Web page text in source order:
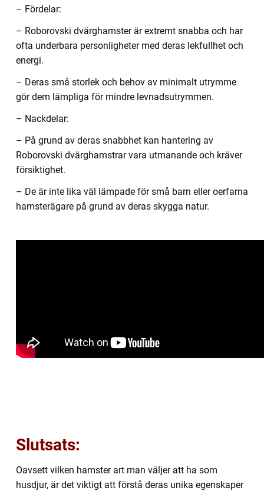
– Fördelar:
– Roborovski dvärghamster är extremt snabba och har
ofta underbara personligheter med deras lekfullhet och
energi.
– Deras små storlek och behov av minimalt utrymme
gör dem lämpliga för mindre levnadsutrymmen.
– Nackdelar:
– På grund av deras snabbhet kan hantering av
Roborovski dvärghamstrar vara utmanande och kräver
försiktighet.
– De är inte lika väl lämpade för små barn eller oerfarna
hamsterägare på grund av deras skygga natur.
Slutsats:
Oavsett vilken hamster art man väljer att ha som
husdjur, är det viktigt att förstå deras unika egenskaper